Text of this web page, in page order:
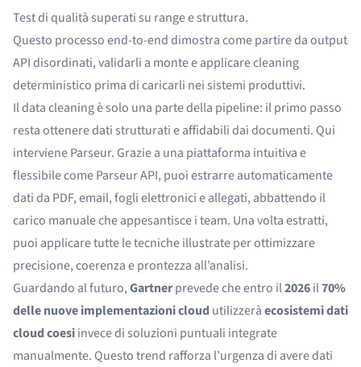
Test di qualità superati su range e struttura.
Questo processo end-to-end dimostra come partire da output
API disordinati, validarli a monte e applicare cleaning
deterministico prima di caricarli nei sistemi produttivi.
Il data cleaning è solo una parte della pipeline: il primo passo
resta ottenere dati strutturati e affidabili dai documenti. Qui
intervieneParseur. Grazie a una piattaforma intuitiva e
flessibile come Parseur API, puoi estrarre automaticamente
dati da PDF, email, fogli elettronici e allegati, abbattendo il
carico manuale che appesantisce i team. Una volta estratti,
puoi applicare tutte le tecniche illustrate per ottimizzare
precisione, coerenza e prontezza all’analisi.
Guardando al futuro,Gartnerprevede che entro il2026il70%
delle nuove implementazioni cloud utilizzeràecosistemi dati
cloud coesiinvece di soluzioni puntuali integrate
manualmente. Questo trend rafforza l’urgenza di avere dati